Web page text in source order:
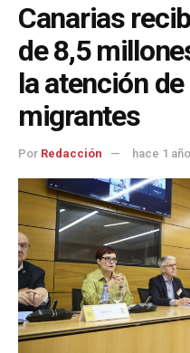
Canarias
de 8,5
la atención
migrantes
Por Redacción hace 1 año